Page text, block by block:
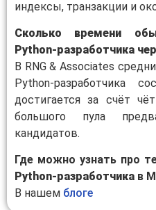
индексы, транзакции и
Сколько времени
Python-разработчика
В RNG & Associates
Python-разработчика
достигается за счёт
большого пула
кандидатов.
Где можно узнать про
Python-разработчика в
В нашем блоге